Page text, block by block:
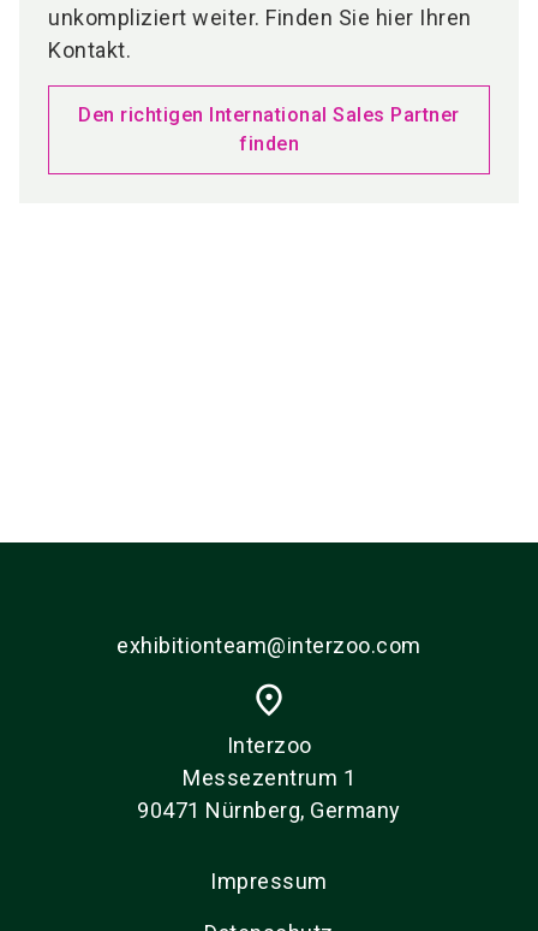
unkompliziert weiter. Finden Sie hier Ihren
Kontakt.
Den richtigen International Sales Partner
finden
exhibitionteam@interzoo.com
place
Interzoo
Messezentrum 1
90471 Nürnberg, Germany
Impressum